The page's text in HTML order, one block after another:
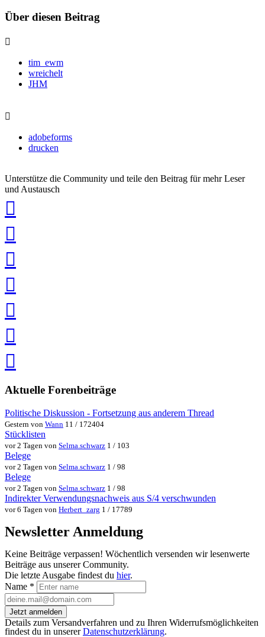
Über diesen Beitrag
tim_ewm
wreichelt
JHM
adobeforms
drucken
Unterstütze die Community und teile den Beitrag für mehr Leser
und Austausch
teilen
teilen
teilen
teilen
speichern
via
teilenteilen
Aktuelle Forenbeiträge
Politische Diskussion - Fortsetzung aus anderem Thread
Gestern von Wann 11 / 172404
Stücklisten
vor 2 Tagen von Selma.schwarz 1 / 103
Belege
vor 2 Tagen von Selma.schwarz 1 / 98
Belege
vor 2 Tagen von Selma.schwarz 1 / 98
Indirekter Verwendungsnachweis aus S/4 verschwunden
vor 6 Tagen von Herbert_zarg 1 / 17789
Newsletter Anmeldung
Keine Beiträge verpassen! Wöchentlich versenden wir lesenwerte
Beiträge aus unserer Community.
Die letzte Ausgabe findest du hier.
Name *
Jetzt anmelden
Details zum Versandverfahren und zu Ihren Widerrufsmöglichkeiten
findest du in unsererDatenschutzerklärung.